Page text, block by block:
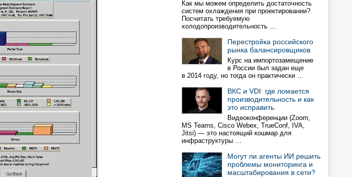
Как мы можем определить достаточность
систем охлаждения при проектировании?
Посчитать требуемую
холодопроизводительность …
Перестройка российского
рынка балансировщиков
Курс на импортозамещение
в России был задан еще
в 2014 году, но тогда он практически …
ВКС и VDI: где ломается
производительность и как
это исправить
Видеоконференции (Zoom,
MS Teams, Cisco Webex, TrueConf, IVA,
Jitsi) — это настоящий кошмар для
инфраструктуры …
Могут ли агенты ИИ решить
проблемы мониторинга и
масштабирования в сети?